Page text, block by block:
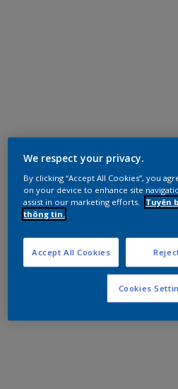
We respect your privacy.
By clicking “Accept All Cookies”, you
on your device to enhance site
assist in our marketing efforts.
Tuyên
thông tin.
Accept All Cookies
Cookies